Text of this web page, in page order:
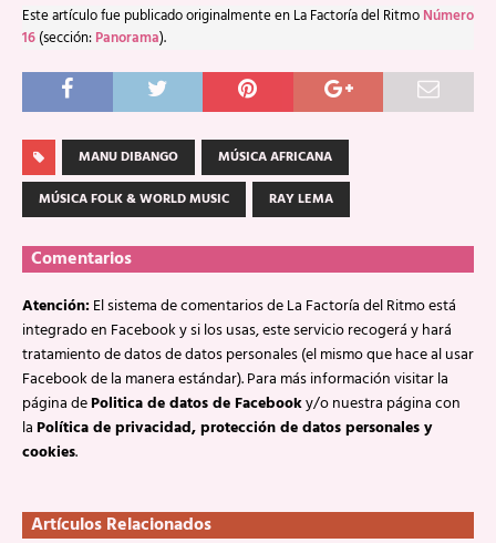
Este artículo fue publicado originalmente en La Factoría del Ritmo Número
16 (sección: Panorama).
MANU DIBANGO
MÚSICA AFRICANA
MÚSICA FOLK & WORLD MUSIC
RAY LEMA
Comentarios
Atención:El sistema de comentarios de La Factoría del Ritmo está
integrado en Facebook y si los usas, este servicio recogerá y hará
tratamiento de datos de datos personales (el mismo que hace al usar
Facebook de la manera estándar). Para más información visitar la
página dePolitica de datos de Facebooky/o nuestra página con
laPolítica de privacidad, protección de datos personales y
cookies.
Artículos Relacionados